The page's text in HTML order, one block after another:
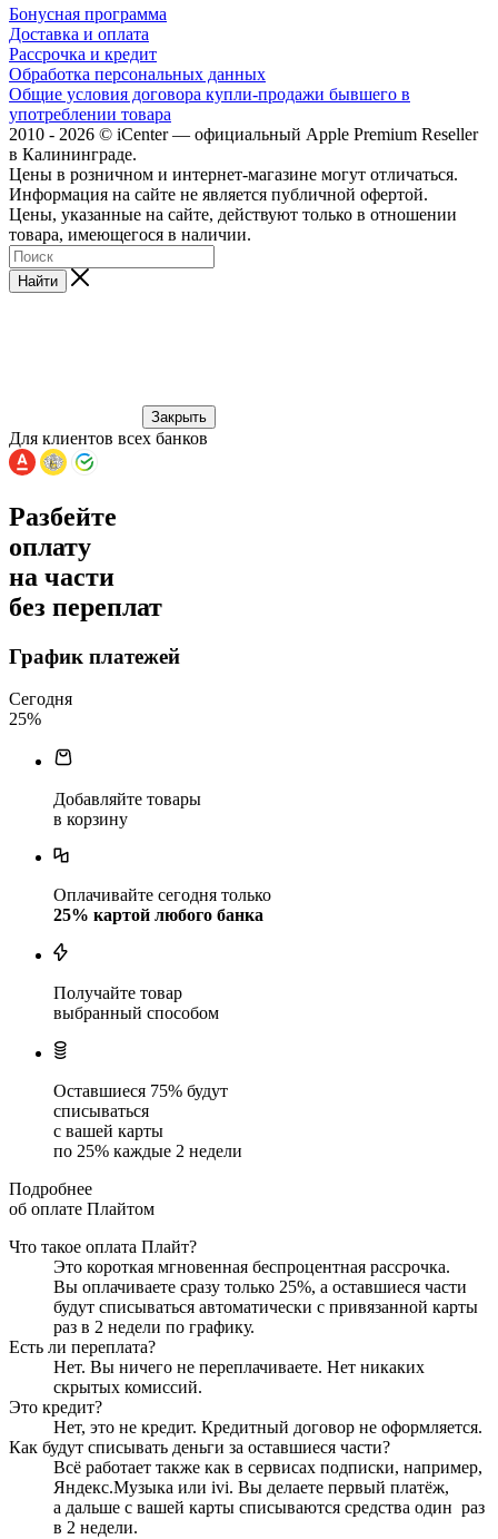
Бонусная программа
Доставка и оплата
Рассрочка и кредит
Обработка персональных данных
Общие условия договора купли-продажи бывшего в
употреблении товара
2010 - 2026 © iCenter — официальный Apple Premium Reseller
в Калининграде.
Цены в розничном и интернет-магазине могут отличаться.
Информация на сайте не является публичной офертой.
Цены, указанные на сайте, действуют только в отношении
товара, имеющегося в наличии.
Найти
Закрыть
Для клиентов всех банков
Разбейте
оплату
на части
без переплат
График платежей
Сегодня
25%
Добавляйте товары
в корзину
Оплачивайте сегодня только
25% картой любого банка
Получайте товар
выбранный способом
Оставшиеся 75% будут
списываться
с вашей карты
по 25% каждые 2 недели
Подробнее
об оплате Плайтом
Что такое оплата Плайт?
Это короткая мгновенная беспроцентная рассрочка.
Вы оплачиваете сразу только 25%, а оставшиеся части
будут списываться автоматически с привязанной карты
раз в 2 недели по графику.
Есть ли переплата?
Нет. Вы ничего не переплачиваете. Нет никаких
скрытых комиссий.
Это кредит?
Нет, это не кредит. Кредитный договор не оформляется.
Как будут списывать деньги за оставшиеся части?
Всё работает также как в сервисах подписки, например,
Яндекс.Музыка или ivi. Вы делаете первый платёж,
а дальше с вашей карты списываются средства один раз
в 2 недели.